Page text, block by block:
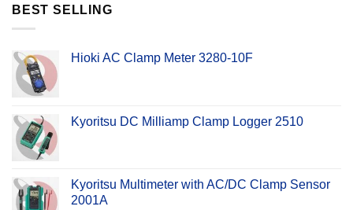
BEST SELLING
Hioki AC Clamp Meter 3280-10F
Kyoritsu DC Milliamp Clamp Logger 2510
Kyoritsu Multimeter with AC/DC Clamp Sensor
2001A